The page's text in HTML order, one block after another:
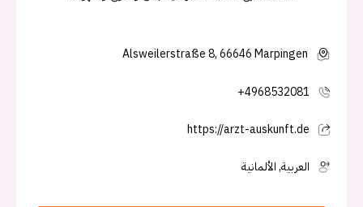
Alsweilerstraße 8, 66646 Marpingen
+4968532081
https://arzt-auskunft.de
العربية, الألمانية